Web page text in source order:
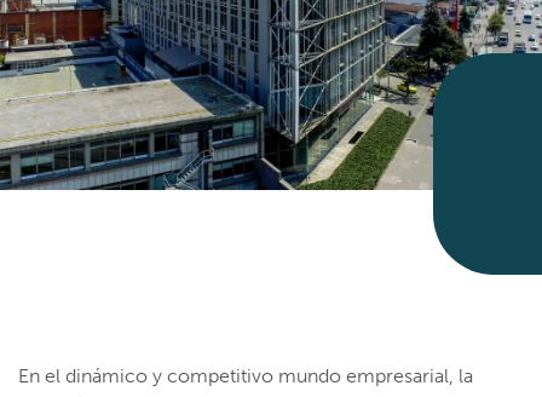
En el dinámico y competitivo mundo empresarial, la